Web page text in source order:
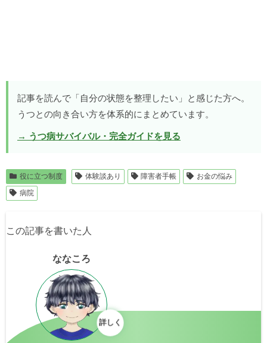
記事を読んで「自分の状態を整理したい」と感じた方へ。
うつとの向き合い方を体系的にまとめています。
→ うつ病サバイバル・完全ガイドを見る
役に立つ制度 体験談あり 障害者手帳
お金の悩み
病院
この記事を書いた人
ななころ
詳しく